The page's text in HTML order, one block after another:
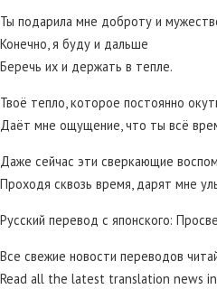
Ты подарила мне доброту и
Конечно, я буду и дальше
Беречь их и держать в тепле.
Твоё тепло, которое постоянно
Даёт мне ощущение, что ты всё
Даже сейчас эти сверкающие
Проходя сквозь время, дарят мне
Русский перевод с японского:
Все свежие новости переводов
Read all the latest translation news in